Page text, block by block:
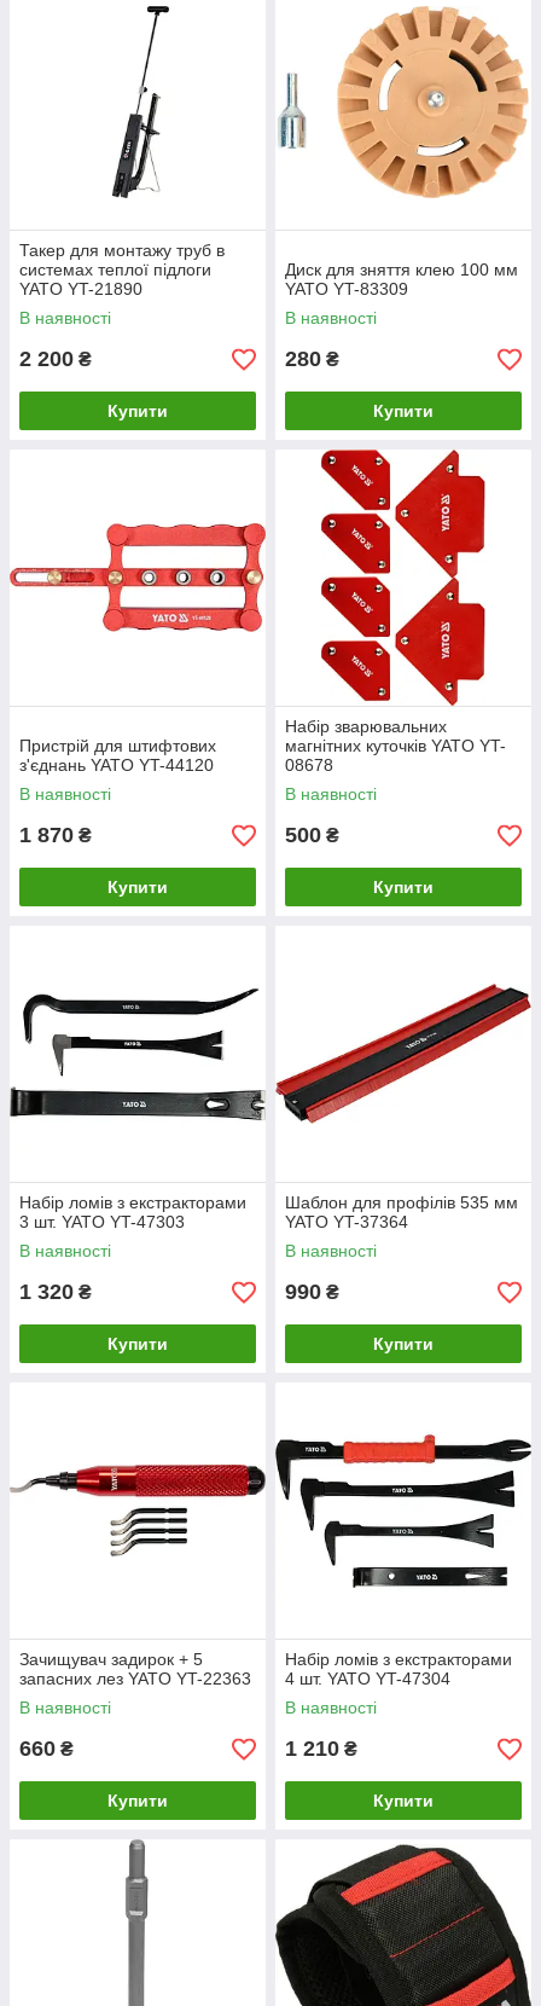
Такер для монтажу труб в
системах теплої підлоги
YATO YT-21890
В наявності
2 200 ₴
Купити
Диск для зняття клею 100 мм
YATO YT-83309
В наявності
280 ₴
Купити
Пристрій для штифтових
з'єднань YATO YT-44120
В наявності
1 870 ₴
Купити
Набір зварювальних
магнітних куточків YATO YT-
08678
В наявності
500 ₴
Купити
Набір ломів з екстракторами
3 шт. YATO YT-47303
В наявності
1 320 ₴
Купити
Шаблон для профілів 535 мм
YATO YT-37364
В наявності
990 ₴
Купити
Зачищувач задирок + 5
запасних лез YATO YT-22363
В наявності
660 ₴
Купити
Набір ломів з екстракторами
4 шт. YATO YT-47304
В наявності
1 210 ₴
Купити